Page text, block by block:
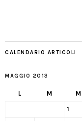
CALENDARIO ARTICOLI
MAGGIO 2013
L M M
1